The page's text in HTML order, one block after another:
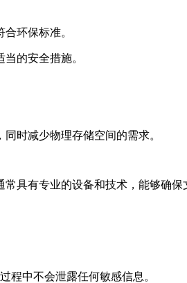
环保标准。
的安全措施。
时减少物理存储空间的需求。
具有专业的设备和技术，能够确
程中不会泄露任何敏感信息。